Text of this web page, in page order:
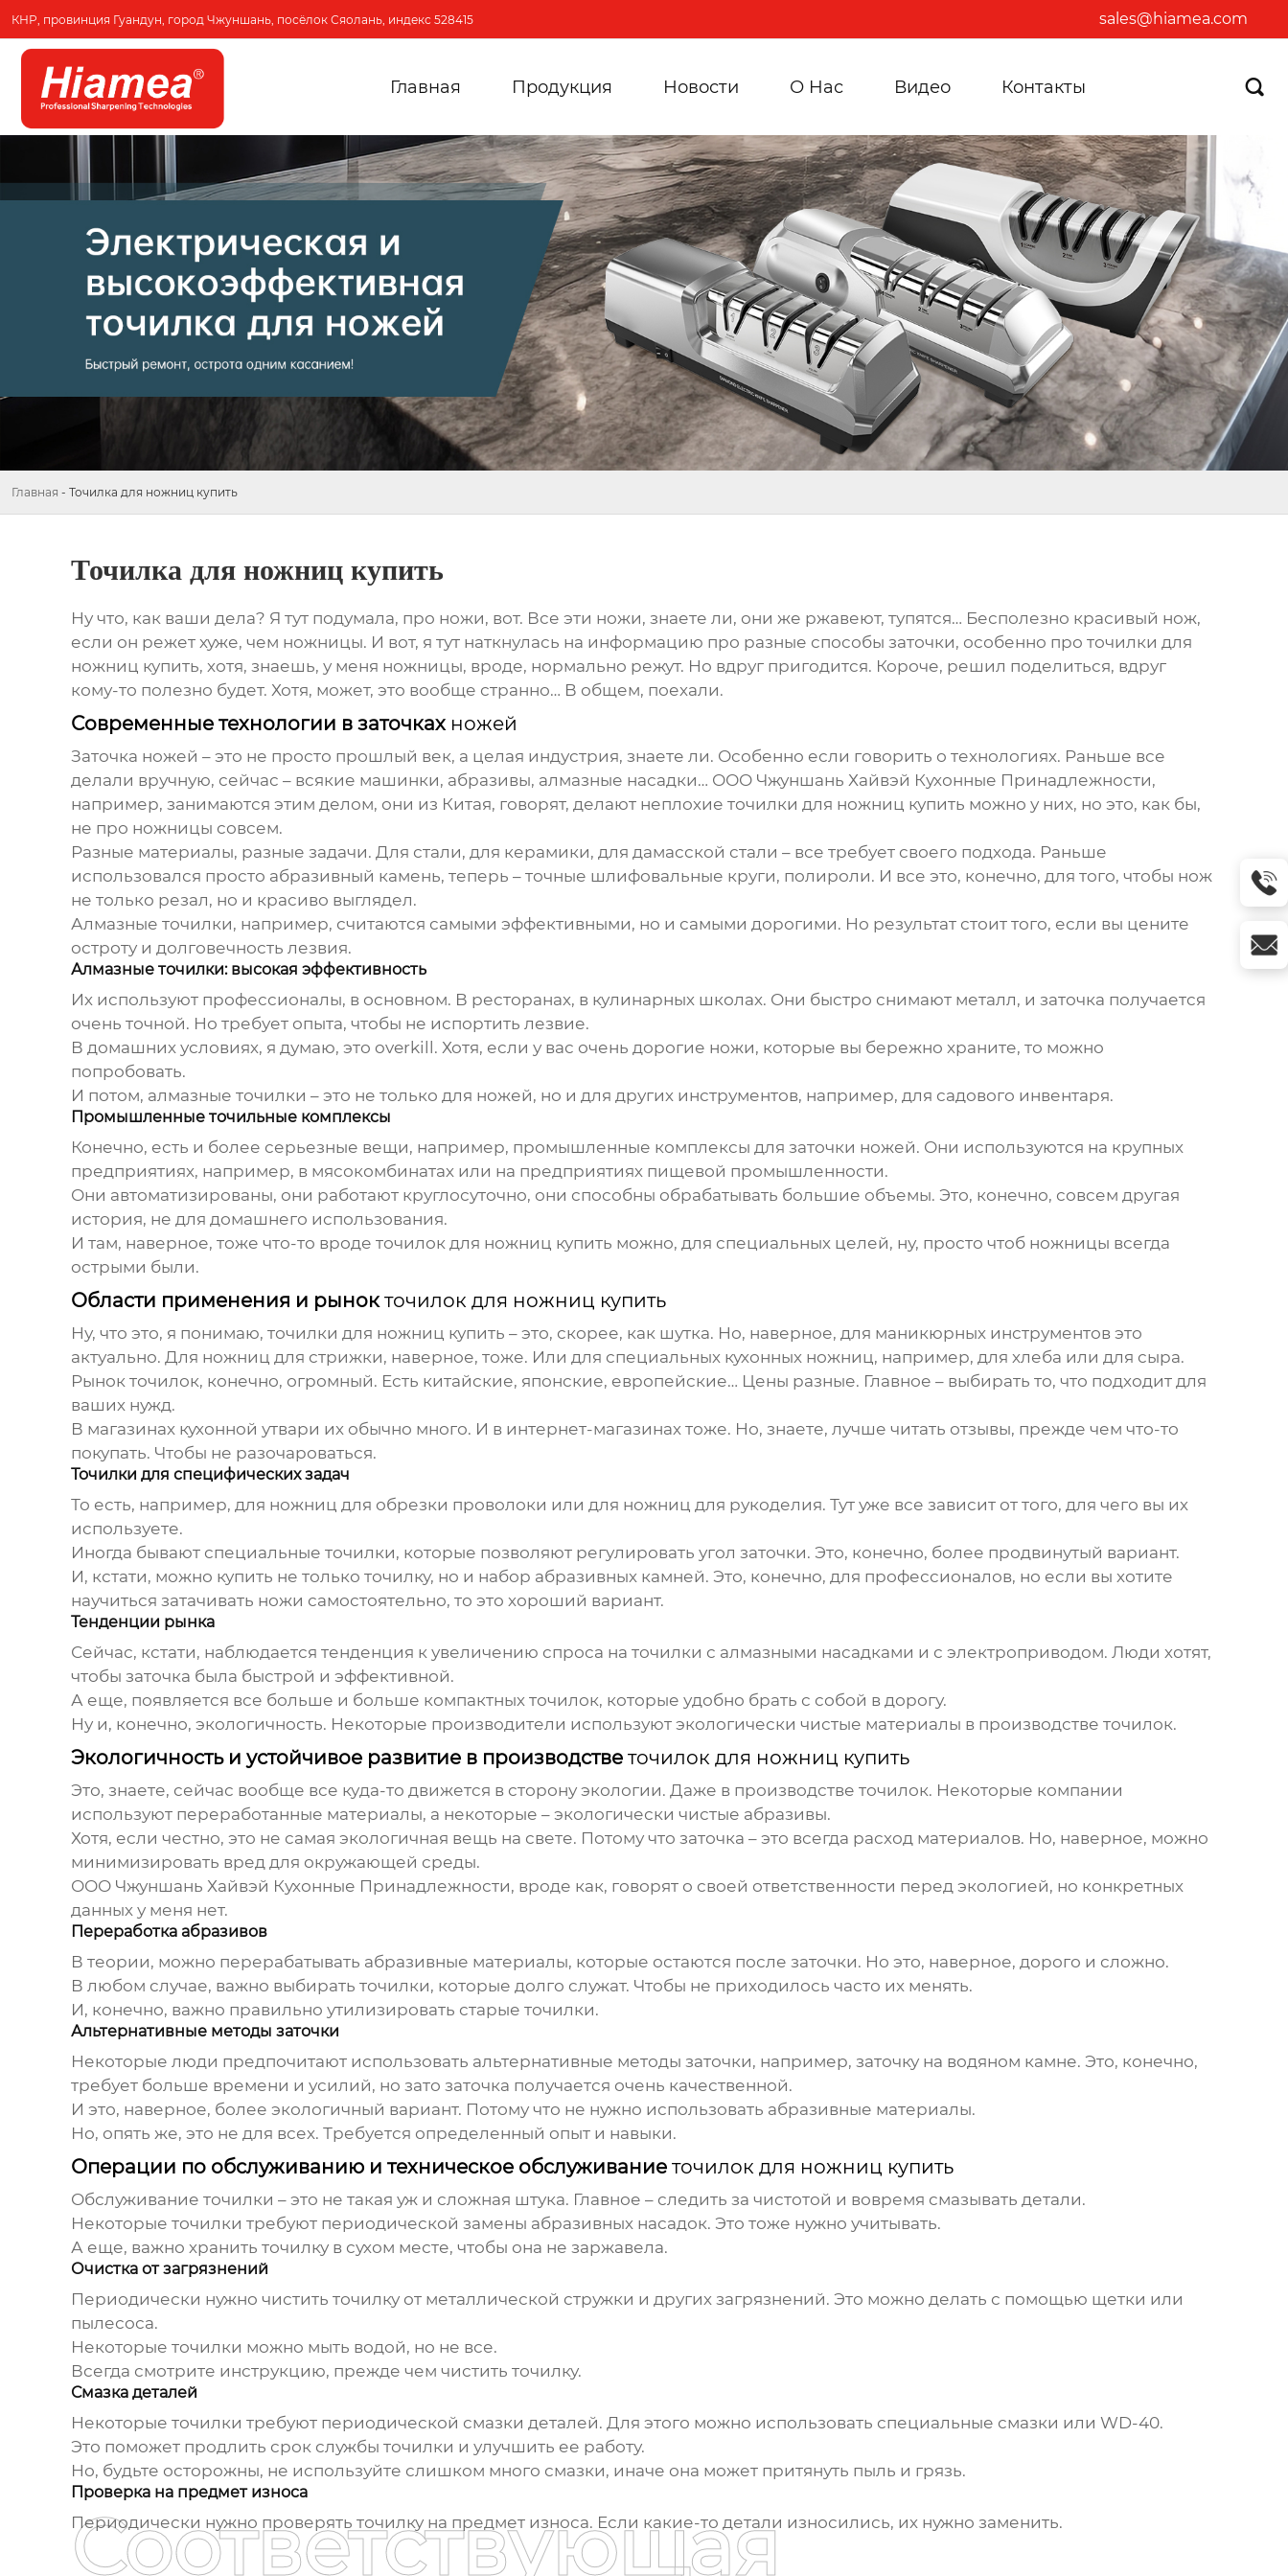
КНР, провинция Гуандун, город Чжуншань, посёлок Сяолань, индекс 528415 sales@hiamea.com
Главная Продукция Новости О Hас Видео Контакты 
Главная - Точилка для ножниц купить
Точилка для ножниц купить
Ну что, как ваши дела? Я тут подумала, про ножи, вот. Все эти ножи, знаете ли, они же ржавеют, тупятся… Бесполезно красивый нож,
если он режет хуже, чем ножницы. И вот, я тут наткнулась на информацию про разные способы заточки, особенно про точилки для
ножниц купить, хотя, знаешь, у меня ножницы, вроде, нормально режут. Но вдруг пригодится. Короче, решил поделиться, вдруг
кому-то полезно будет. Хотя, может, это вообще странно… В общем, поехали.
Современные технологии в заточках ножей
Заточка ножей – это не просто прошлый век, а целая индустрия, знаете ли. Особенно если говорить о технологиях. Раньше все
делали вручную, сейчас – всякие машинки, абразивы, алмазные насадки… ООО Чжуншань Хайвэй Кухонные Принадлежности,
например, занимаются этим делом, они из Китая, говорят, делают неплохие точилки для ножниц купить можно у них, но это, как бы,
не про ножницы совсем.
Разные материалы, разные задачи. Для стали, для керамики, для дамасской стали – все требует своего подхода. Раньше
использовался просто абразивный камень, теперь – точные шлифовальные круги, полироли. И все это, конечно, для того, чтобы нож
не только резал, но и красиво выглядел.
Алмазные точилки, например, считаются самыми эффективными, но и самыми дорогими. Но результат стоит того, если вы цените
остроту и долговечность лезвия.
Алмазные точилки: высокая эффективность
Их используют профессионалы, в основном. В ресторанах, в кулинарных школах. Они быстро снимают металл, и заточка получается
очень точной. Но требует опыта, чтобы не испортить лезвие.
В домашних условиях, я думаю, это overkill. Хотя, если у вас очень дорогие ножи, которые вы бережно храните, то можно
попробовать.
И потом, алмазные точилки – это не только для ножей, но и для других инструментов, например, для садового инвентаря.
Промышленные точильные комплексы
Конечно, есть и более серьезные вещи, например, промышленные комплексы для заточки ножей. Они используются на крупных
предприятиях, например, в мясокомбинатах или на предприятиях пищевой промышленности.
Они автоматизированы, они работают круглосуточно, они способны обрабатывать большие объемы. Это, конечно, совсем другая
история, не для домашнего использования.
И там, наверное, тоже что-то вроде точилок для ножниц купить можно, для специальных целей, ну, просто чтоб ножницы всегда
острыми были.
Области применения и рынокточилок для ножниц купить
Ну, что это, я понимаю, точилки для ножниц купить – это, скорее, как шутка. Но, наверное, для маникюрных инструментов это
актуально. Для ножниц для стрижки, наверное, тоже. Или для специальных кухонных ножниц, например, для хлеба или для сыра.
Рынок точилок, конечно, огромный. Есть китайские, японские, европейские… Цены разные. Главное – выбирать то, что подходит для
ваших нужд.
В магазинах кухонной утвари их обычно много. И в интернет-магазинах тоже. Но, знаете, лучше читать отзывы, прежде чем что-то
покупать. Чтобы не разочароваться.
Точилки для специфических задач
То есть, например, для ножниц для обрезки проволоки или для ножниц для рукоделия. Тут уже все зависит от того, для чего вы их
используете.
Иногда бывают специальные точилки, которые позволяют регулировать угол заточки. Это, конечно, более продвинутый вариант.
И, кстати, можно купить не только точилку, но и набор абразивных камней. Это, конечно, для профессионалов, но если вы хотите
научиться затачивать ножи самостоятельно, то это хороший вариант.
Тенденции рынка
Сейчас, кстати, наблюдается тенденция к увеличению спроса на точилки с алмазными насадками и с электроприводом. Люди хотят,
чтобы заточка была быстрой и эффективной.
А еще, появляется все больше и больше компактных точилок, которые удобно брать с собой в дорогу.
Ну и, конечно, экологичность. Некоторые производители используют экологически чистые материалы в производстве точилок.
Экологичность и устойчивое развитие в производстве точилок для ножниц купить
Это, знаете, сейчас вообще все куда-то движется в сторону экологии. Даже в производстве точилок. Некоторые компании
используют переработанные материалы, а некоторые – экологически чистые абразивы.
Хотя, если честно, это не самая экологичная вещь на свете. Потому что заточка – это всегда расход материалов. Но, наверное, можно
минимизировать вред для окружающей среды.
ООО Чжуншань Хайвэй Кухонные Принадлежности, вроде как, говорят о своей ответственности перед экологией, но конкретных
данных у меня нет.
Переработка абразивов
В теории, можно перерабатывать абразивные материалы, которые остаются после заточки. Но это, наверное, дорого и сложно.
В любом случае, важно выбирать точилки, которые долго служат. Чтобы не приходилось часто их менять.
И, конечно, важно правильно утилизировать старые точилки.
Альтернативные методы заточки
Некоторые люди предпочитают использовать альтернативные методы заточки, например, заточку на водяном камне. Это, конечно,
требует больше времени и усилий, но зато заточка получается очень качественной.
И это, наверное, более экологичный вариант. Потому что не нужно использовать абразивные материалы.
Но, опять же, это не для всех. Требуется определенный опыт и навыки.
Операции по обслуживанию и техническое обслуживание точилок для ножниц купить
Обслуживание точилки – это не такая уж и сложная штука. Главное – следить за чистотой и вовремя смазывать детали.
Некоторые точилки требуют периодической замены абразивных насадок. Это тоже нужно учитывать.
А еще, важно хранить точилку в сухом месте, чтобы она не заржавела.
Очистка от загрязнений
Периодически нужно чистить точилку от металлической стружки и других загрязнений. Это можно делать с помощью щетки или
пылесоса.
Некоторые точилки можно мыть водой, но не все.
Всегда смотрите инструкцию, прежде чем чистить точилку.
Смазка деталей
Некоторые точилки требуют периодической смазки деталей. Для этого можно использовать специальные смазки или WD-40.
Это поможет продлить срок службы точилки и улучшить ее работу.
Но, будьте осторожны, не используйте слишком много смазки, иначе она может притянуть пыль и грязь.
Проверка на предмет износа
Периодически нужно проверять точилку на предмет износа. Если какие-то детали износились, их нужно заменить.
Соответствующая